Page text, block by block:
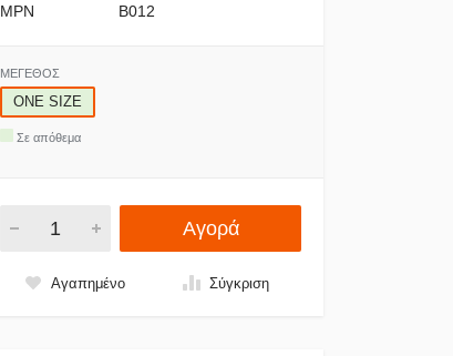
MPN
B012
ΜΈΓΕΘΟΣ
ONE SIZE
Σε απόθεμα
Αγορά
Αγαπημένο Σύγκριση